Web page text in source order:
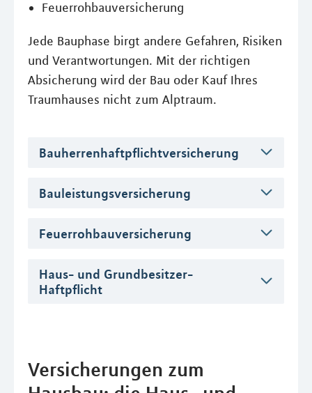
Feuerrohbauversicherung
Jede Bauphase birgt andere Gefahren, Risiken
und Verantwortungen. Mit der richtigen
Absicherung wird der Bau oder Kauf Ihres
Traumhauses nicht zum Alptraum.
Bauherrenhaftpflichtversicherung
Bauleistungsversicherung
Feuerrohbauversicherung
Haus- und Grundbesitzer-
Haftpflicht
Versicherungen zum